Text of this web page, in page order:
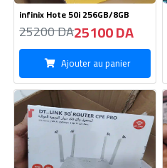
Modem DT-Link 5G+ Router CPE
Pro-CPE 4200
8200 DA8100 DA
Ajouter au panier